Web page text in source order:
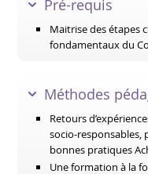
Pré-requis
Maitrise des étapes
fondamentaux du
Méthodes
Retours
socio-responsables,
bonnes pratiques
Une formation à la